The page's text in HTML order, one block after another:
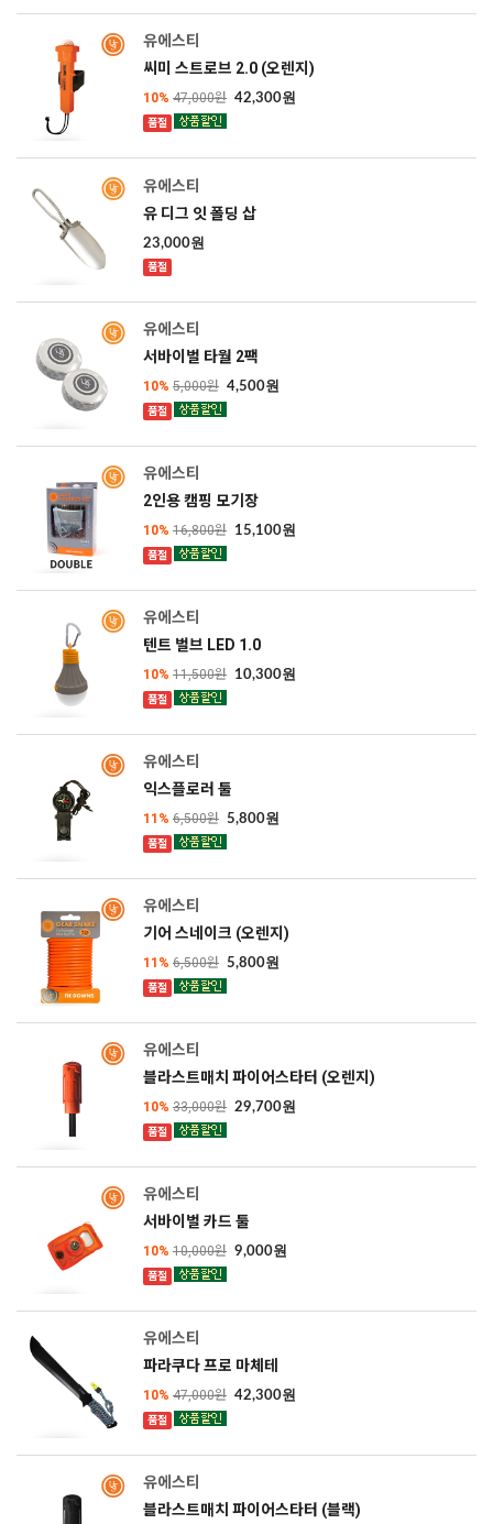
SOLD OUT
SOLD OUT
유에스티
씨미 스트로브 2.0 (오렌지)
10% 47,000원 42,300원
품절
SOLD OUT
유에스티
유 디그 잇 폴딩 삽
23,000원
품절
SOLD OUT
유에스티
서바이벌 타월 2팩
10% 5,000원 4,500원
품절
SOLD OUT
유에스티
2인용 캠핑 모기장
10% 16,800원 15,100원
품절
유에스티
텐트 벌브 LED 1.0
10% 11,500원 10,300원
품절
SOLD OUT
유에스티
익스플로러 툴
11% 6,500원 5,800원
품절
SOLD OUT
유에스티
기어 스네이크 (오렌지)
11% 6,500원 5,800원
품절
유에스티
블라스트매치 파이어스타터 (오렌지)
10% 33,000원 29,700원
품절
SOLD OUT
유에스티
서바이벌 카드 툴
10% 10,000원 9,000원
품절
SOLD OUT
유에스티
파라쿠다 프로 마체테
10% 47,000원 42,300원
품절
유에스티
블라스트매치 파이어스타터 (블랙)